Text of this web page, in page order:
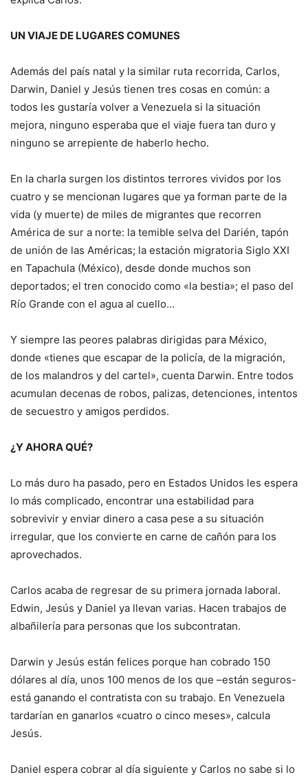
UN VIAJE DE LUGARES COMUNES
Además del país natal y la similar ruta recorrida, Carlos,
Darwin, Daniel y Jesús tienen tres cosas en común: a
todos les gustaría volver a Venezuela si la situación
mejora, ninguno esperaba que el viaje fuera tan duro y
ninguno se arrepiente de haberlo hecho.
En la charla surgen los distintos terrores vividos por los
cuatro y se mencionan lugares que ya forman parte de la
vida (y muerte) de miles de migrantes que recorren
América de sur a norte: la temible selva del Darién, tapón
de unión de las Américas; la estación migratoria Siglo XXI
en Tapachula (México), desde donde muchos son
deportados; el tren conocido como «la bestia»; el paso del
Río Grande con el agua al cuello…
Y siempre las peores palabras dirigidas para México,
donde «tienes que escapar de la policía, de la migración,
de los malandros y del cartel», cuenta Darwin. Entre todos
acumulan decenas de robos, palizas, detenciones, intentos
de secuestro y amigos perdidos.
¿Y AHORA QUÉ?
Lo más duro ha pasado, pero en Estados Unidos les espera
lo más complicado, encontrar una estabilidad para
sobrevivir y enviar dinero a casa pese a su situación
irregular, que los convierte en carne de cañón para los
aprovechados.
Carlos acaba de regresar de su primera jornada laboral.
Edwin, Jesús y Daniel ya llevan varias. Hacen trabajos de
albañilería para personas que los subcontratan.
Darwin y Jesús están felices porque han cobrado 150
dólares al día, unos 100 menos de los que –están seguros-
está ganando el contratista con su trabajo. En Venezuela
tardarían en ganarlos «cuatro o cinco meses», calcula
Jesús.
Daniel espera cobrar al día siguiente y Carlos no sabe si lo